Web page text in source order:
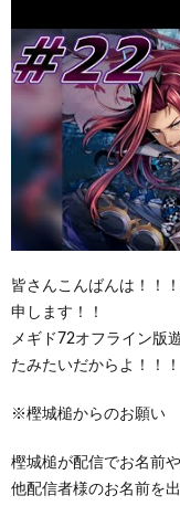
皆さんこんばんは！！
申します！！
メギド72オフライン版
たみたいだからよ！！！
※樫城槌からのお願い
樫城槌が配信でお名前
他配信者様のお名前を